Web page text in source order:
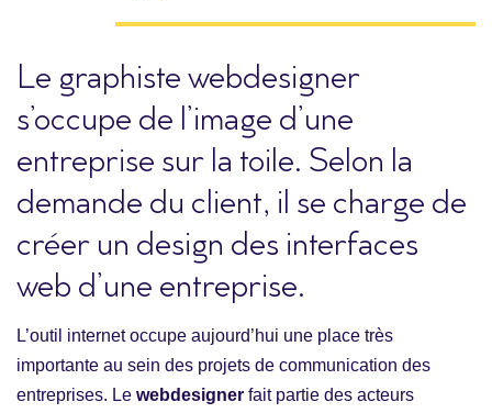
Le graphiste webdesigner
s’occupe de l’image d’une
entreprise sur la toile. Selon la
demande du client, il se charge de
créer un design des interfaces
web d’une entreprise.
L’outil internet occupe aujourd’hui une place très
importante au sein des projets de communication des
entreprises. Le webdesigner fait partie des acteurs